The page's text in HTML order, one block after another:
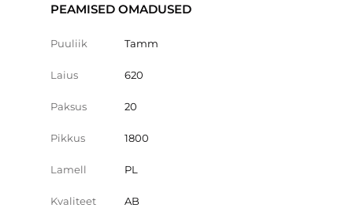
PEAMISED OMADUSED
Puuliik Tamm
Laius 620
Paksus 20
Pikkus 1800
Lamell PL
Kvaliteet AB